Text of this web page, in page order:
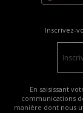
Inscrivez-
En saisissant
communications
manière dont nous